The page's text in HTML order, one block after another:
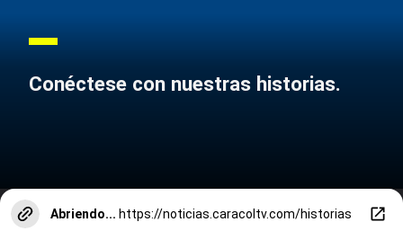
Conéctese con nuestras historias.
Abriendo... https://noticias.caracoltv.com/historias